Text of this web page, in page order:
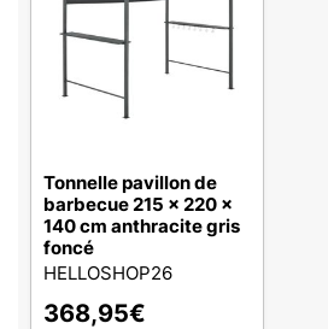
Tonnelle pavillon de
barbecue 215 x 220 x
140 cm anthracite gris
foncé
HELLOSHOP26
368,95€